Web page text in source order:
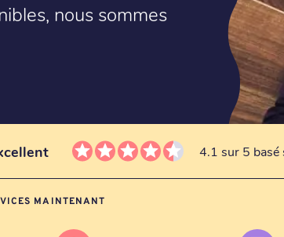
nous sommes
4.1 sur 5 basé
MAINTENANT